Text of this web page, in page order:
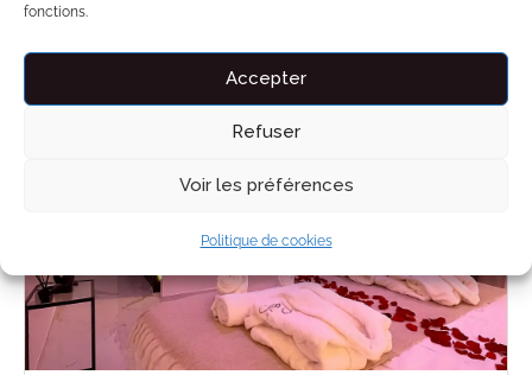
fonctions.
Accepter
Refuser
Voir les préférences
Politique de cookies
À partir de